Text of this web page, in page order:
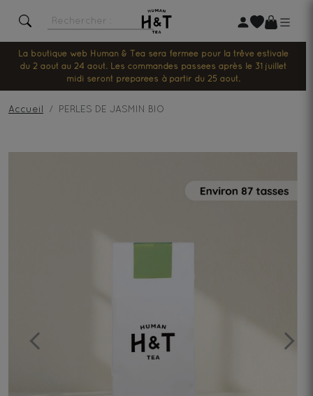
La boutique web Human & Tea sera fermée pour la trêve estivale
du 2 août au 24 août. Les commandes passées après le 31 juillet
midi seront préparées à partir du 25 août.
Accueil PERLES DE JASMIN BIO
Previous Next